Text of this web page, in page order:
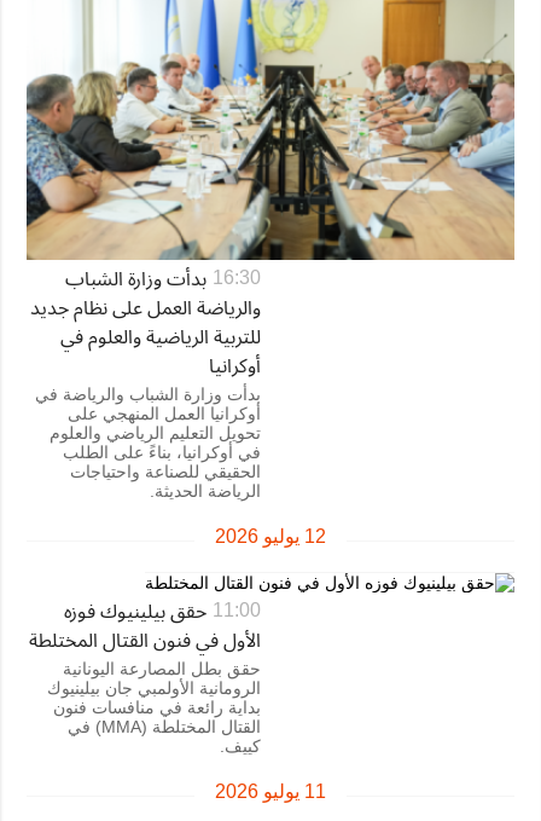
16:30 بدأت وزارة الشباب
والرياضة العمل على نظام جديد
للتربية الرياضية والعلوم في
أوكرانيا
بدأت وزارة الشباب والرياضة في
أوكرانيا العمل المنهجي على
تحويل التعليم الرياضي والعلوم
في أوكرانيا، بناءً على الطلب
الحقيقي للصناعة واحتياجات
الرياضة الحديثة.
12 يوليو 2026
11:00 حقق بيلينيوك فوزه
الأول في فنون القتال المختلطة
حقق بطل المصارعة اليونانية
الرومانية الأولمبي جان بيلينيوك
بداية رائعة في منافسات فنون
القتال المختلطة (MMA) في
كييف.
11 يوليو 2026